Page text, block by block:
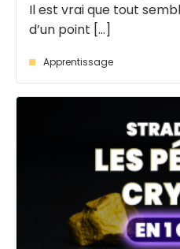
Il est vrai que tout
d’un point [...]
Apprentissage